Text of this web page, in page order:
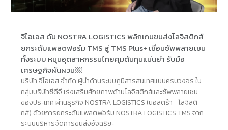
จีไอเอส ดัน NOSTRA LOGISTICS พลิกเกมขนส่งโลจิสติกส์
ยกระดับแพลตฟอร์ม TMS สู่ TMS Plus+ เชื่อมซัพพลายเชน
ทั้งระบบ หนุนอุตสาหกรรมไทยคุมต้นทุนแม่นยำ รับมือ
เศรษฐกิจผันผวน￼
บริษัท จีไอเอส จำกัด ผู้นำด้านระบบภูมิสารสนเทศแบบครบวงจร ใน
กลุ่มบริษัทซีดีจี เร่งเสริมศักยภาพด้านโลจิสติกส์และซัพพลายเชน
ของประเทศ ผ่านธุรกิจ NOSTRA LOGISTICS (นอสตร้า โลจิสติ
กส์) ด้วยการยกระดับแพลตฟอร์ม NOSTRA LOGISTICS TMS จาก
ระบบบริหารจัดการขนส่งอัจฉริยะ